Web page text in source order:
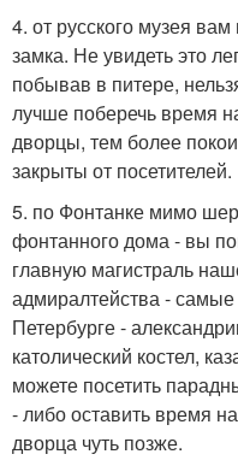
4. от русского музея
замка. Не увидеть это
побывав в питере,
лучше поберечь время
дворцы, тем более
закрыты от посетителей.
5. по Фонтанке мимо
фонтанного дома - вы
главную магистраль
адмиралтейства -
Петербурге -
католический костел,
можете посетить
- либо оставить время
дворца чуть позже.